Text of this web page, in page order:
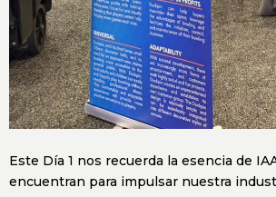
Este Día 1 nos recuerda la esencia de
encuentran para impulsar nuestra